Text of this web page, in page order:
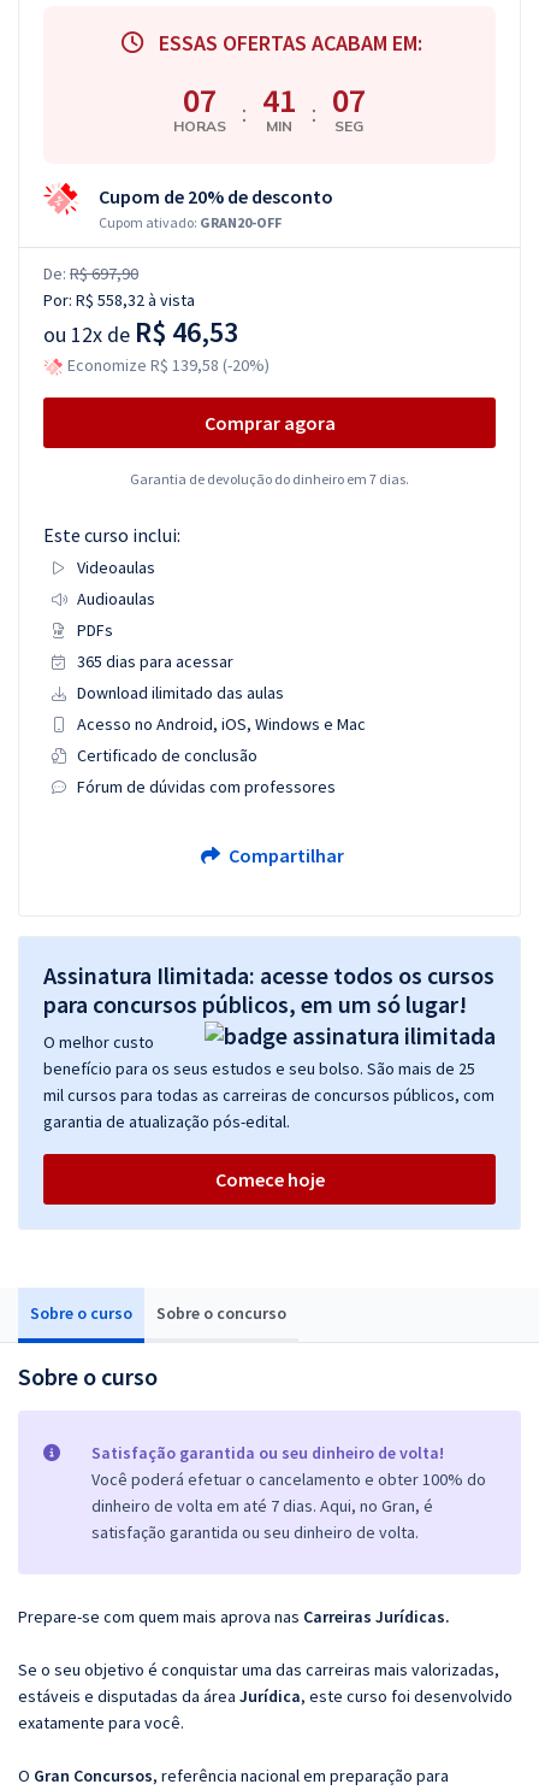
Atendimento
Sobre o curso Sobre o concurso
Sobre o curso
Satisfação garantida ou seu dinheiro de volta!
Você poderá efetuar o cancelamento e obter 100% do
dinheiro de volta em até 7 dias. Aqui, no Gran, é
satisfação garantida ou seu dinheiro de volta.
Prepare-se com quem mais aprova nas Carreiras Jurídicas.
Se o seu objetivo é conquistar uma das carreiras mais valorizadas,
estáveis e disputadas da área Jurídica, este curso foi desenvolvido
exatamente para você.
O Gran Concursos, referência nacional em preparação para
ESSAS OFERTAS ACABAM EM:
07
HORAS : 41
MIN : 06
SEG
Cupom de 20% de desconto
Cupom ativado: GRAN20-OFF
De: R$ 697,90
Por: R$ 558,32à vista
ou 12x de R$ 46,53
Economize R$ 139,58 (-20%)
Comprar agora
Garantia de devolução do dinheiro em 7 dias.
Este curso inclui:
Videoaulas
Audioaulas
PDFs
365 dias para acessar
Download ilimitado das aulas
Acesso no Android, iOS, Windows e Mac
Certificado de conclusão
Fórum de dúvidas com professores
Compartilhar
Assinatura Ilimitada: acesse todos os cursos
para concursos públicos, em um só lugar!
O melhor custo
benefício para os seus estudos e seu bolso. São mais de 25
mil cursos para todas as carreiras de concursos públicos, com
garantia de atualização pós-edital.
Comece hoje